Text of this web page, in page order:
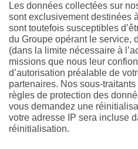
Les données collectées sur
sont exclusivement destinées
sont toutefois susceptibles
du Groupe opérant le service,
(dans la limite nécessaire à
missions que nous leur
d’autorisation préalable de
partenaires. Nos sous-
règles de protection des
vous demandez une
votre adresse IP sera incluse
réinitialisation.